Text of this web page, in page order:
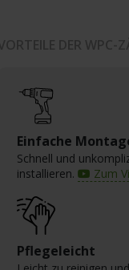
Einfache
Schnell und
installieren.
Zum
Pflegeleicht